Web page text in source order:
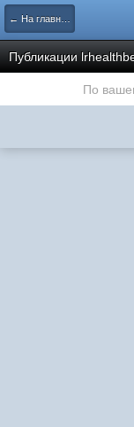
← На главную
Публикации
По